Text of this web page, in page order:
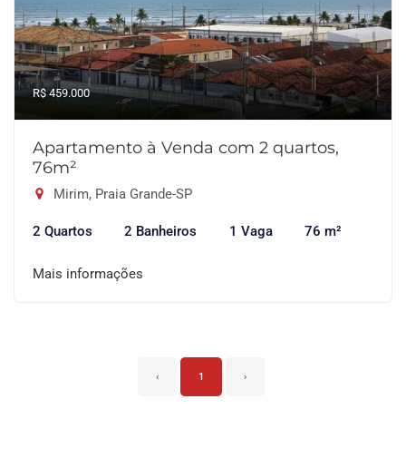
R$ 459.000
Apartamento à Venda com 2 quartos,
76m²
Mirim, Praia Grande-SP
2 Quartos 2 Banheiros 1 Vaga 76 m²
Mais informações
‹ 1 ›